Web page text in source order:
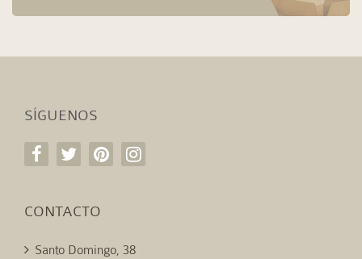
SÍGUENOS
CONTACTO
Santo Domingo, 38